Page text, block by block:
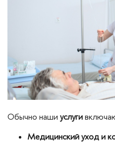
Обычно наши услуги
Медицинский уход и